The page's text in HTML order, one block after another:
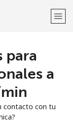
para
a
contacto con tu